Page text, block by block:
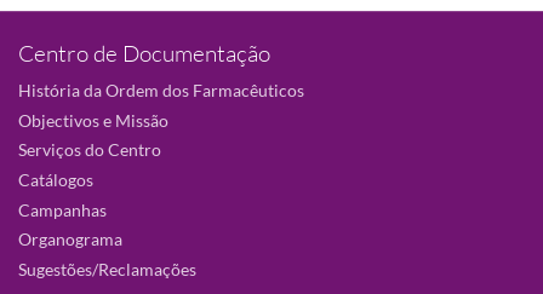
Centro de Documentação
História da Ordem dos Farmacêuticos
Objectivos e Missão
Serviços do Centro
Catálogos
Campanhas
Organograma
Sugestões/Reclamações